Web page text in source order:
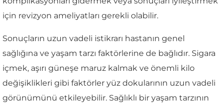
için revizyon ameliyatları gerekli olabilir.
Sonuçların uzun vadeli istikrarı hastanın genel
sağlığına ve yaşam tarzı faktörlerine de bağlıdır. Sigara
içmek, aşırı güneşe maruz kalmak ve önemli kilo
değişiklikleri gibi faktörler yüz dokularının uzun vadeli
görünümünü etkileyebilir. Sağlıklı bir yaşam tarzının